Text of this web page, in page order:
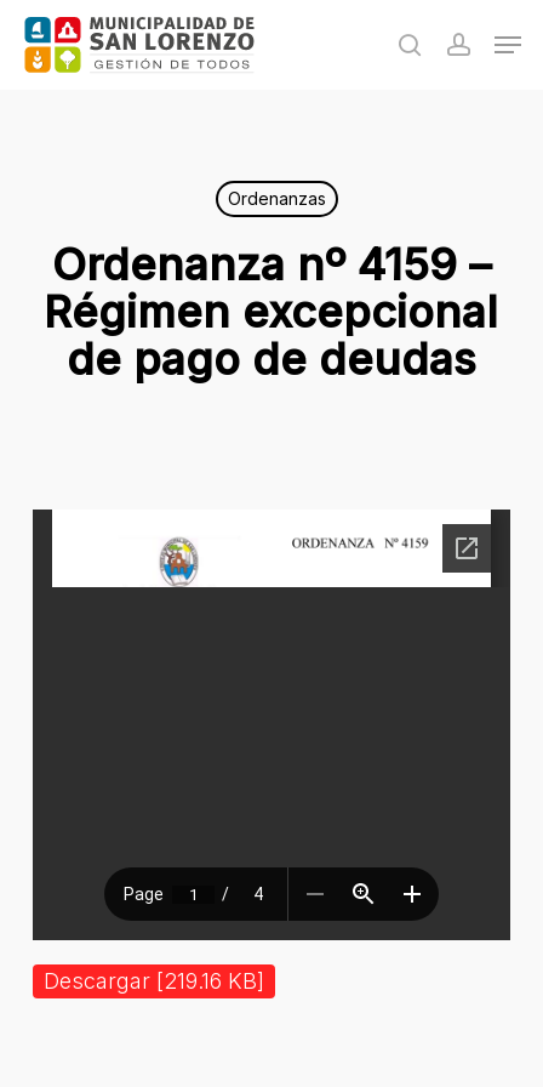
Skip
search
Ordenanzas
Ordenanza nº 4159 –
Régimen excepcional
de pago de deudas
Descargar [219.16 KB]